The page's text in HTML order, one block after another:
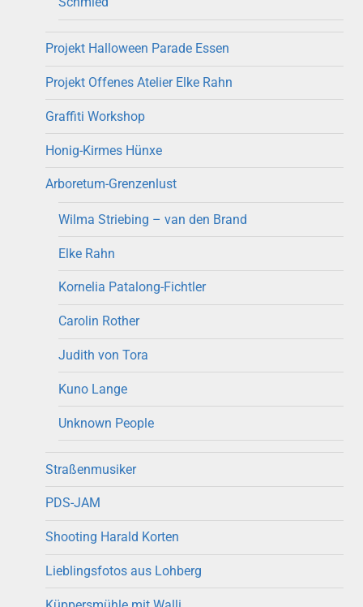
Projekt Halloween Parade Essen
Projekt Offenes Atelier Elke Rahn
Graffiti Workshop
Honig-Kirmes Hünxe
Arboretum-Grenzenlust
Wilma Striebing – van den Brand
Elke Rahn
Kornelia Patalong-Fichtler
Carolin Rother
Judith von Tora
Kuno Lange
Unknown People
Straßenmusiker
PDS-JAM
Shooting Harald Korten
Lieblingsfotos aus Lohberg